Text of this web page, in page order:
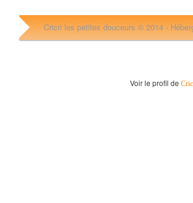
Cricri les petites douceurs © 2014 -
Voir le profil de